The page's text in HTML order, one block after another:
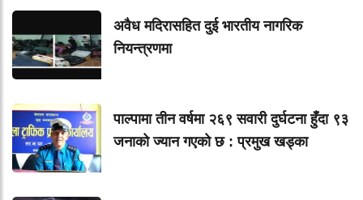
अवैध मदिरासहित दुई भारतीय नागरिक
नियन्त्रणमा
पाल्पामा तीन वर्षमा २६९ सवारी दुर्घटना हुँदा ९३
जनाको ज्यान गएको छ : प्रमुख खड्का